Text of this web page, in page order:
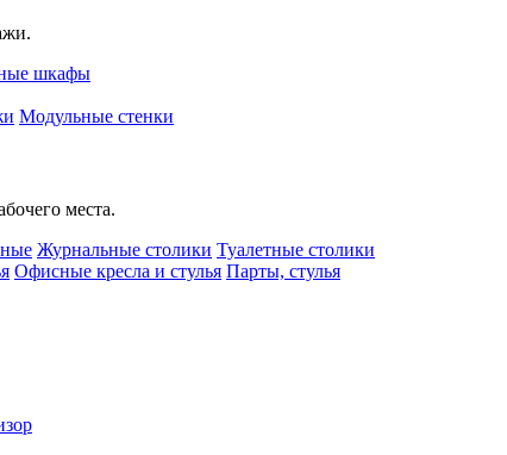
шкафы
Модульные стенки
места.
Журнальные столики Туалетные столики
Офисные кресла и стулья Парты, стулья